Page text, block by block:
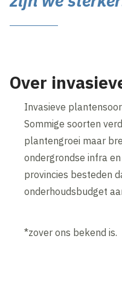
Over
Invasieve
Sommige soorten
plantengroei maar
ondergrondse infra
provincies besteden
onderhoudsbudget
*zover ons bekend is.